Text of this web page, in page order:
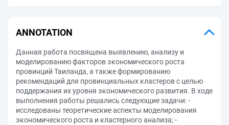
ANNOTATION
Данная работа посвящена выявлению, анализу и
моделированию факторов экономического роста
провинций Таиланда, а также формированию
рекомендаций для провинциальных кластеров с целью
поддержания их уровня экономического развития. В ходе
выполнения работы решались следующие задачи: -
исследованы теоретические аспекты моделирования
экономического роста и кластерного анализа; -